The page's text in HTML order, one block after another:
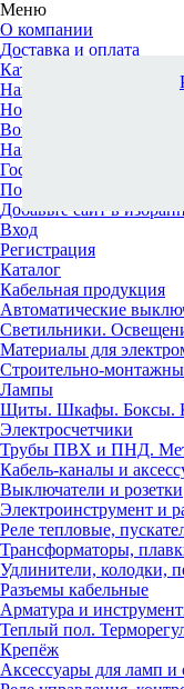
Меню
О компании
Доставка и оплата
Каталог
Наши офисы
Новости и новинки
Вопрос-ответ
Наша команда
Гос. заказчикам
Поставщикам
Добавьте сайт в
Вход
Регистрация
Каталог
Кабельная продукция
Автоматические
Светильники.
Материалы для
Строительно-
Лампы
Щиты. Шкафы. Боксы.
Электросчетчики
Трубы ПВХ и ПНД.
Кабель-каналы и
Выключатели и розетки
Электроинструмент и
Реле тепловые,
Трансформаторы,
Удлинители, колодки,
Разъемы кабельные
Арматура и
Теплый пол.
Крепёж
Аксессуары для ламп и